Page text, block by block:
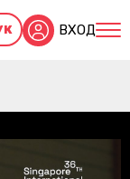
ВХОД